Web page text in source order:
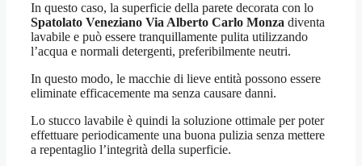
In questo caso, la superficie della parete decorata con lo
Spatolato Veneziano Via Alberto Carlo Monza diventa
lavabile e può essere tranquillamente pulita utilizzando
l’acqua e normali detergenti, preferibilmente neutri.
In questo modo, le macchie di lieve entità possono essere
eliminate efficacemente ma senza causare danni.
Lo stucco lavabile è quindi la soluzione ottimale per poter
effettuare periodicamente una buona pulizia senza mettere
a repentaglio l’integrità della superficie.